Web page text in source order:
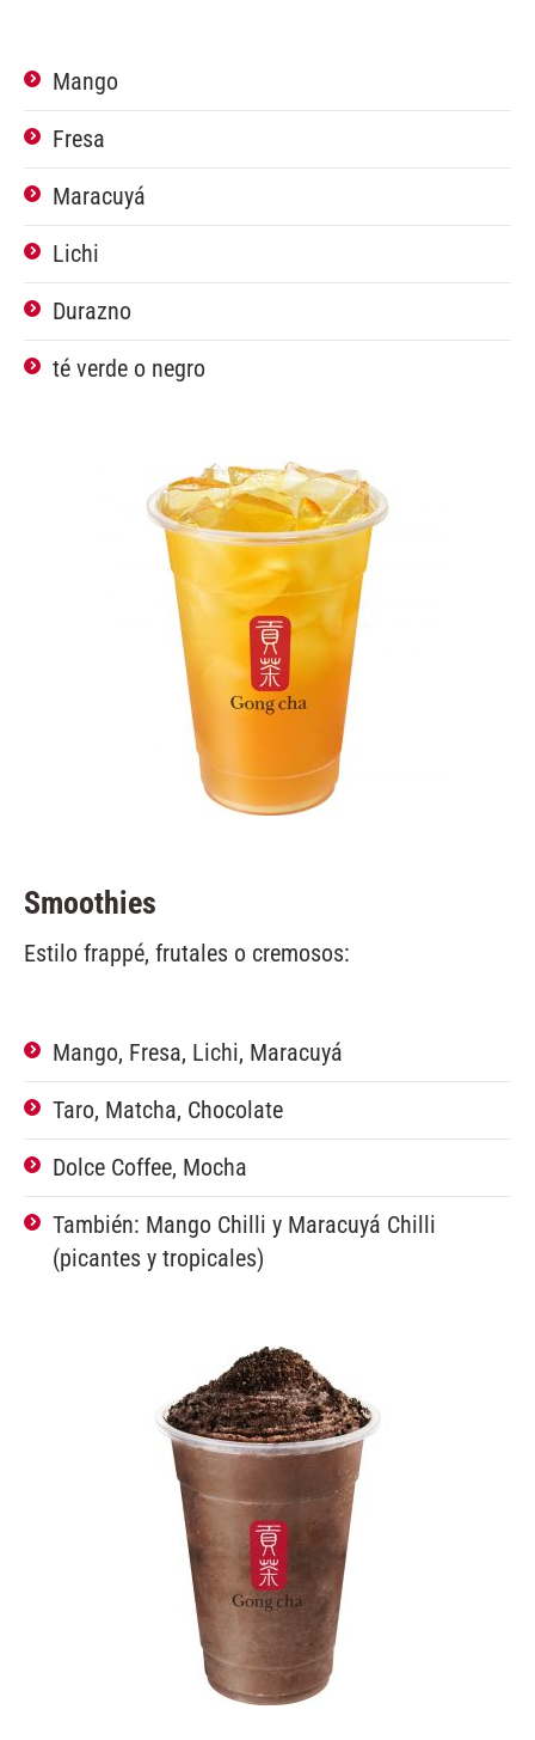
Mango
Fresa
Maracuyá
Lichi
Durazno
té verde o negro
Smoothies
Estilo frappé, frutales o cremosos:
Mango, Fresa, Lichi, Maracuyá
Taro, Matcha, Chocolate
Dolce Coffee, Mocha
También: Mango Chilli y Maracuyá Chilli
(picantes y tropicales)